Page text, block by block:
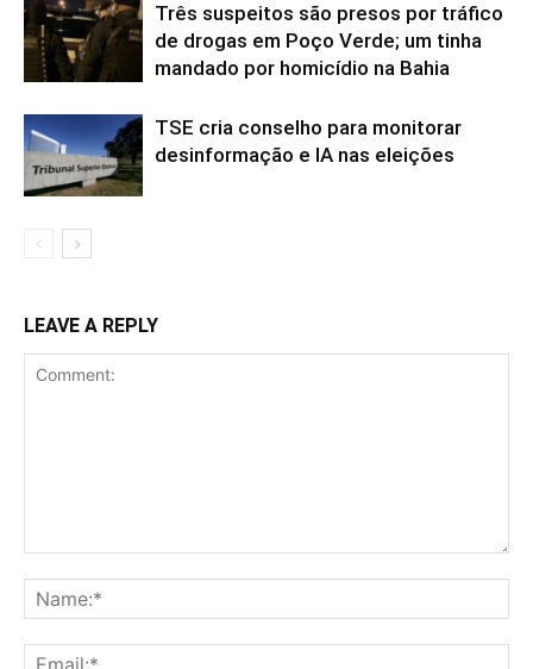
Três suspeitos são presos por tráfico
de drogas em Poço Verde; um tinha
mandado por homicídio na Bahia
TSE cria conselho para monitorar
desinformação e IA nas eleições
LEAVE A REPLY